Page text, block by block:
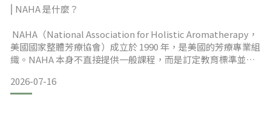
⎢NAHA 是什麼？
NAHA（National Association for Holistic Aromatherapy，
美國國家整體芳療協會）成立於 1990 年，是美國的芳療專業組
織。NAHA 本身不直接提供一般課程，而是訂定教育標準並審
的課程、案例與考核，再依規定申請相應資格或會員身分。
2026-07-16